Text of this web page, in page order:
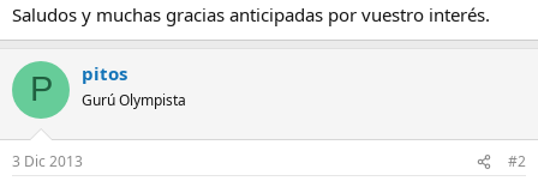
Saludos y muchas gracias anticipadas por vuestro interés.
P pitos
Gurú Olympista
3 Dic 2013 #2